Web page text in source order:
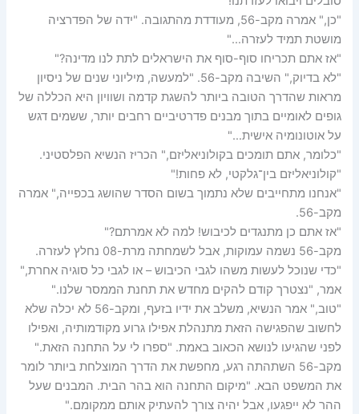
"כן," אמרה מקב-56, מעודדת מהתגובה. "ידה של הפדרציה
מושטת תמיד לעזרה…"
"אז אתם תכריחו סוף-סוף את הישראלים לתת לנו מדינה?"
"לא בדיוק," השיבה מקב-56. "למעשה, מיליוני שנים של ניסיון
מראות שהדרך הטובה ביותר להשגת קדמה ושוויון היא הכללה של
גופים לאומיים בתוך מבנים פדרטיביים רחבים יותר, ששמים דגש
על אוטונומיה אישית…"
"כלומר, אתם תומכים בקולוניאליזם," הכריז הנשיא הפלסטיני.
"קולוניאליזם בין־גלקטי, לא פחות!"
"אנחנו מתחייבים שלא נתמוך בשום הסדר שהושג בכפייה," אמרה
מקב-56.
"אז אתם כן מתנגדים לכיבוש! למה לא אמרתם?"
מקב-56 נשמה עמוקות, אבל לשמחתה מרת-08 נחלץ לעזרה.
"כדי שנוכל לעשות משהו לגבי הכיבוש – או לגבי כל סוגיה אחרת,"
אמר, "נצטרך קודם להקים מחדש את תחנת הממסר שלנו."
"טוב," אמר הנשיא, משלב את ידיו בזעף, ומקב-56 לא יכלה שלא
לחשוב שהפגישה הזאת מתנהלת אפילו גרוע מקודמותיה, ואפילו
לפני שהגיעו לנושא הכאוב באמת. "ספרו לי על התחנה הזאת."
מקב-56 השתהתה רגע, מחפשת את הדרך המוצלחת ביותר לומר
את המשפט הבא. "מיקום התחנה הוא בהר הבית. המבנים שעל
ההר לא ייפגעו, אבל יהיה צורך להעתיק אותם ממקומם."